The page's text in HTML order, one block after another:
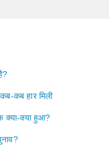
कब हार मिली
क्या-क्या हुआ?